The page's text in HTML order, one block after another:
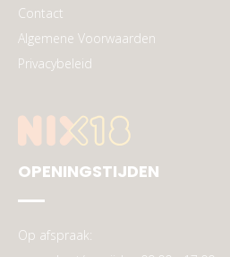
Contact
Algemene Voorwaarden
Privacybeleid
OPENINGSTIJDEN
Op afspraak: